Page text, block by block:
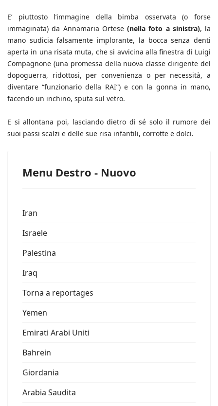
E’ piuttosto l’immagine della bimba osservata (o forse
immaginata) da Annamaria Ortese (nella foto a sinistra), la
mano sudicia falsamente implorante, la bocca senza denti
aperta in una risata muta, che si avvicina alla finestra di Luigi
Compagnone (una promessa della nuova classe dirigente del
dopoguerra, ridottosi, per convenienza o per necessità, a
diventare “funzionario della RAI”) e con la gonna in mano,
facendo un inchino, sputa sul vetro.
E si allontana poi, lasciando dietro di sé solo il rumore dei
suoi passi scalzi e delle sue risa infantili, corrotte e dolci.
Menu Destro - Nuovo
Iran
Israele
Palestina
Iraq
Torna a reportages
Yemen
Emirati Arabi Uniti
Bahrein
Giordania
Arabia Saudita